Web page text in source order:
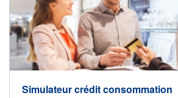
Simulateur crédit consommation